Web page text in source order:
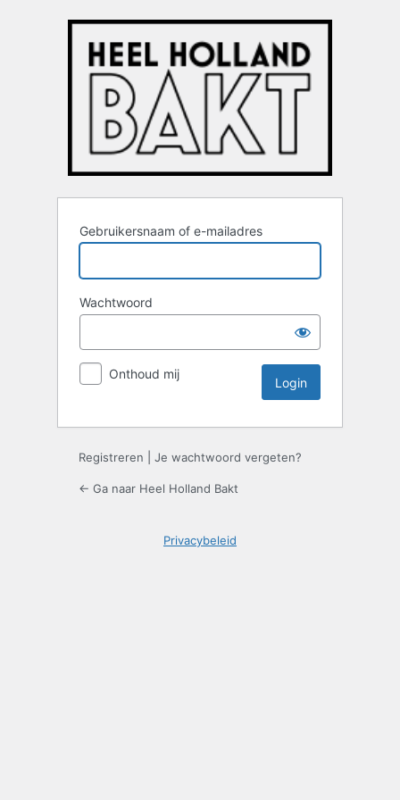
Gebruikersnaam of e-mailadres
Wachtwoord
Onthoud mij
Registreren Je wachtwoord vergeten?
← Ga naar Heel Holland Bakt
Privacybeleid